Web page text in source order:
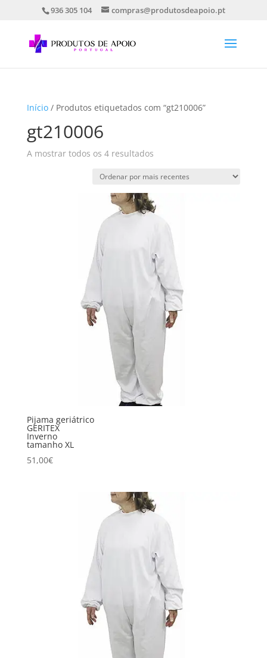
936 305 104 compras@produtosdeapoio.pt
Início/ Produtos etiquetados com “gt210006”
gt210006
A mostrar todos os 4 resultadosOrdenado
mais
Pijama geriátrico
GERITEX
Inverno
tamanho XL
51,00€